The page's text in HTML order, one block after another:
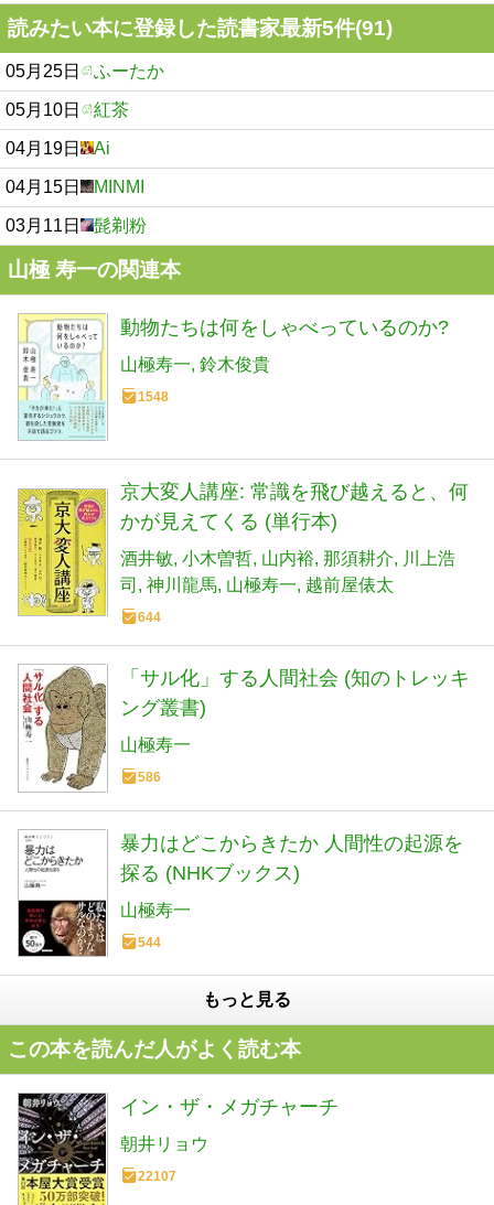
読みたい本に登録した読書家最新5件(91)
05月25日 ふーたか
05月10日 紅茶
04月19日 Ai
04月15日 MINMI
03月11日 髭剃粉
山極 寿一の関連本
動物たちは何をしゃべっているのか?
山極寿一 鈴木俊貴
1548
京大変人講座: 常識を飛び越えると、何
かが見えてくる (単行本)
酒井敏 小木曽哲 山内裕 那須耕介
川上浩
司
神川龍馬 山極寿一 越前屋俵太
644
「サル化」する人間社会 (知のトレッキ
ング叢書)
山極寿一
586
暴力はどこからきたか 人間性の起源を
探る (NHKブックス)
山極寿一
544
もっと見る
この本を読んだ人がよく読む本
イン・ザ・メガチャーチ
朝井リョウ
22107